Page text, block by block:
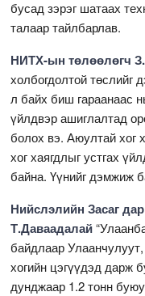
бусад зэрэг шатаах
талаар тайлбарлав.
НИТХ-ын төлөөлөгч
холбогдолтой төслийг
л байх биш гараанаас
үйлдвэр ашиглалтад
болох вэ. Аюултай хог
хог хаягдлыг устгах
байна. Үүнийг дэмжиж
Нийслэлийн Засаг
Т.Даваадалай
байдлаар
хогийн цэгүүдэд дарж
дунджаар 1.2 тонн буюу